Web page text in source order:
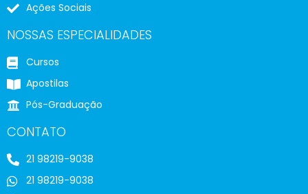
Ações Sociais
NOSSAS ESPECIALIDADES
Cursos
Apostilas
Pós-Graduação
CONTATO
21 98219-9038
21 98219-9038